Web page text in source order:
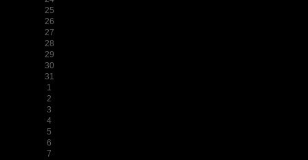
25
26
27
28
29
30
31
1
2
3
4
5
6
7